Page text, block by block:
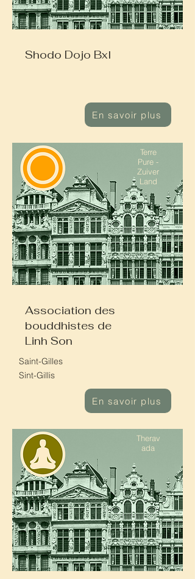
Shodo Dojo Bxl
En savoir plus
Terre
Pure -
Zuiver
Land
Association des
bouddhistes de
Linh Son
Saint-Gilles
Sint-Gillis
En savoir plus
Therav
ada